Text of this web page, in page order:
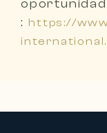
: https://